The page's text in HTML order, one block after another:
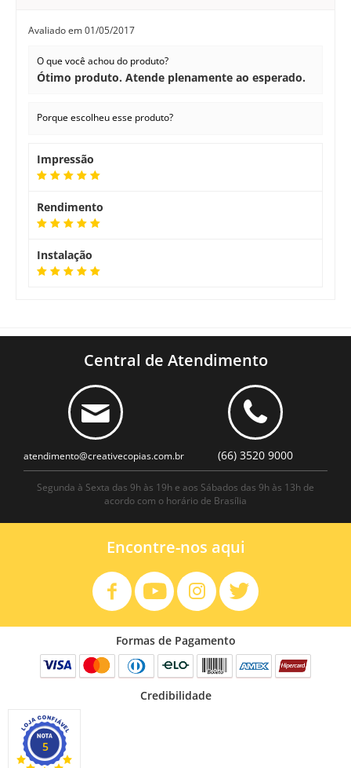
Avaliado em01/05/2017
O que você achou do produto?
Ótimo produto. Atende plenamente ao esperado.
Porque escolheu esse produto?
Impressão
Rendimento
Instalação
Central de Atendimento
atendimento@creativecopias.com.br (66) 3520 9000
Segunda à Sexta das 9h às 19h e aos Sábados das 9h às 13h de
acordo com o horário de Brasília
Encontre-nos aqui
Formas de Pagamento
Credibilidade
5